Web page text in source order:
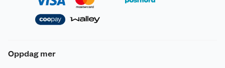
Oppdag mer